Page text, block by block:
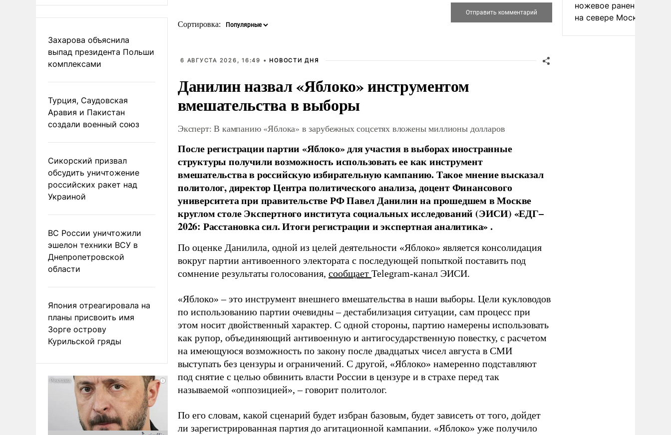
Захарова объяснила
выпад президента Польши
комплексами
Турция, Саудовская
Аравия и Пакистан
создали военный союз
Сикорский призвал
обсудить уничтожение
российских ракет над
Украиной
ВС России уничтожили
эшелон техники ВСУ в
Днепропетровской
области
Япония отреагировала на
планы присвоить имя
Зорге острову
Курильской гряды
Сортировка:
6 АВГУСТА 2026, 16:49 • НОВОСТИ ДНЯ
Данилин назвал «Яблоко» инструментом
вмешательства в выборы
Эксперт: В кампанию «Яблока» в зарубежных соцсетях вложены миллионы долларов
После регистрации партии «Яблоко» для участия в выборах иностранные
структуры получили возможность использовать ее как инструмент
вмешательства в российскую избирательную кампанию. Такое мнение высказал
политолог, директор Центра политического анализа, доцент Финансового
университета при правительстве РФ Павел Данилин на прошедшем в Москве
круглом столе Экспертного института социальных исследований (ЭИСИ) «ЕДГ–
2026: Расстановка сил. Итоги регистрации и экспертная аналитика» .
По оценке Данилила, одной из целей деятельности «Яблоко» является консолидация
вокруг партии антивоенного электората с последующей попыткой поставить под
сомнение результаты голосования, сообщает Telegram-канал ЭИСИ.
«Яблоко» – это инструмент внешнего вмешательства в наши выборы. Цели кукловодов
по использованию партии очевидны – дестабилизация ситуации, сам процесс при
этом носит двойственный характер. С одной стороны, партию намерены использовать
как рупор, объединяющий антивоенную и антигосударственную повестку, с расчетом
на имеющуюся возможность по закону после двадцатых чисел августа в СМИ
выступать без цензуры и ограничений. С другой, «Яблоко» намеренно подставляют
под снятие с целью обвинить власти России в цензуре и в страхе перед так
называемой «оппозицией», – говорит политолог.
По его словам, какой сценарий будет избран базовым, будет зависеть от того, дойдет
ли зарегистрированная партия до агитационной кампании. «Яблоко» уже получило
ножевое ранение в
на севере Москвы